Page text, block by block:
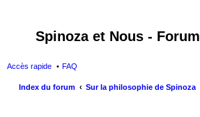
Spinoza et Nous - Forum
Accès rapide FAQ
Index du forum Sur la philosophie de Spinoza